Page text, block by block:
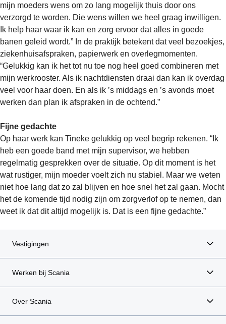
mijn moeders wens om zo lang mogelijk thuis door ons
verzorgd te worden. Die wens willen we heel graag inwilligen.
Ik help haar waar ik kan en zorg ervoor dat alles in goede
banen geleid wordt.” In de praktijk betekent dat veel bezoekjes,
ziekenhuisafspraken, papierwerk en overlegmomenten.
“Gelukkig kan ik het tot nu toe nog heel goed combineren met
mijn werkrooster. Als ik nachtdiensten draai dan kan ik overdag
veel voor haar doen. En als ik ’s middags en ’s avonds moet
werken dan plan ik afspraken in de ochtend.”
Fijne gedachte
Op haar werk kan Tineke gelukkig op veel begrip rekenen. “Ik
heb een goede band met mijn supervisor, we hebben
regelmatig gesprekken over de situatie. Op dit moment is het
wat rustiger, mijn moeder voelt zich nu stabiel. Maar we weten
niet hoe lang dat zo zal blijven en hoe snel het zal gaan. Mocht
het de komende tijd nodig zijn om zorgverlof op te nemen, dan
weet ik dat dit altijd mogelijk is. Dat is een fijne gedachte.”
Vestigingen
Werken bij Scania
Over Scania